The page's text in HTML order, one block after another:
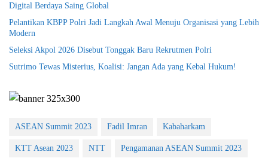
Digital Berdaya Saing Global
Pelantikan KBPP Polri Jadi Langkah Awal Menuju Organisasi yang Lebih
Modern
Seleksi Akpol 2026 Disebut Tonggak Baru Rekrutmen Polri
Sutrimo Tewas Misterius, Koalisi: Jangan Ada yang Kebal Hukum!
ASEAN Summit 2023 Fadil Imran Kabaharkam
KTT Asean 2023 NTT Pengamanan ASEAN Summit 2023